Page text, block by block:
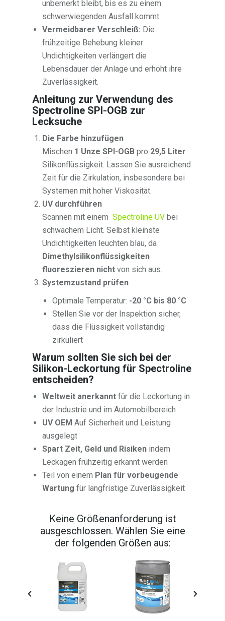
unbemerkt bleibt, bis es zu einem
schwerwiegenden Ausfall kommt.
Vermeidbarer Verschleiß: Die
frühzeitige Behebung kleiner
Undichtigkeiten verlängert die
Lebensdauer der Anlage und erhöht ihre
Zuverlässigkeit.
Anleitung zur Verwendung des
Spectroline SPI-OGB zur
Lecksuche
Die Farbe hinzufügen
Mischen 1 Unze SPI-OGB pro 29,5 Liter
Silikonflüssigkeit. Lassen Sie ausreichend
Zeit für die Zirkulation, insbesondere bei
Systemen mit hoher Viskosität.
UV durchführen
Scannen mit einemSpectroline UV bei
schwachem Licht. Selbst kleinste
Undichtigkeiten leuchten blau, da
Dimethylsilikonflüssigkeiten
fluoreszieren nicht von sich aus.
Systemzustand prüfen
Optimale Temperatur: -20 °C bis 80 °C
Stellen Sie vor der Inspektion sicher,
dass die Flüssigkeit vollständig
zirkuliert
Warum sollten Sie sich bei der
Silikon-Leckortung für Spectroline
entscheiden?
Weltweit anerkannt für die Leckortung in
der Industrie und im Automobilbereich
UV OEM Auf Sicherheit und Leistung
ausgelegt
Spart Zeit, Geld und Risiken indem
Leckagen frühzeitig erkannt werden
Teil von einem Plan für vorbeugende
Wartung für langfristige Zuverlässigkeit
Keine Größenanforderung ist
ausgeschlossen. Wählen Sie eine
der folgenden Größen aus: